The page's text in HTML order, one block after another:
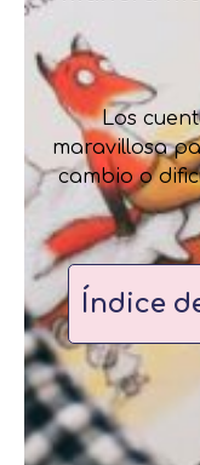
Los
maravillosa
cambio o
Índice